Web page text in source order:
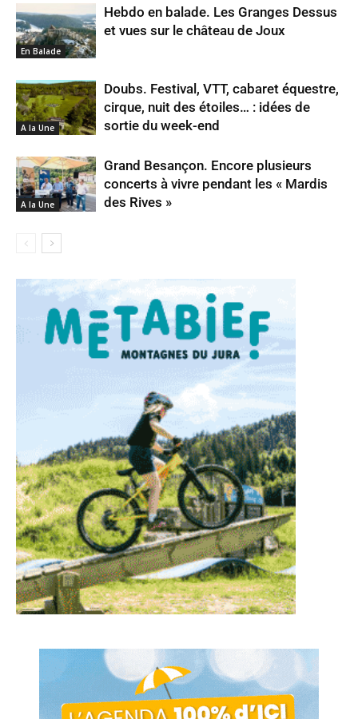
En Balade
Hebdo en balade. Les Granges Dessus
et vues sur le château de Joux
A la Une
Doubs. Festival, VTT, cabaret équestre,
cirque, nuit des étoiles… : idées de
sortie du week-end
A la Une
Grand Besançon. Encore plusieurs
concerts à vivre pendant les « Mardis
des Rives »